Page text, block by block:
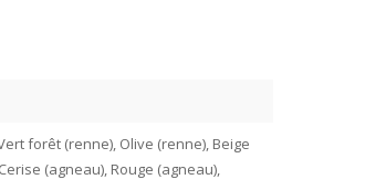
forêt (renne), Olive (renne), Beige
(agneau), Rouge (agneau),